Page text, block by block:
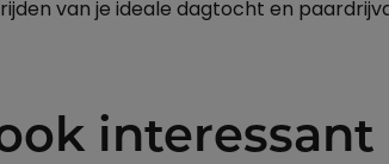
van je ideale dagtocht en
interessant